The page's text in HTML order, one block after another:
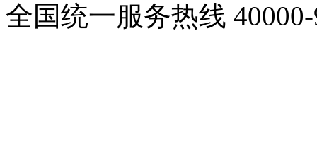
全国统一服务热线